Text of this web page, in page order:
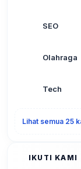
SEO
Olahraga
Tech
IKUTI KAMI